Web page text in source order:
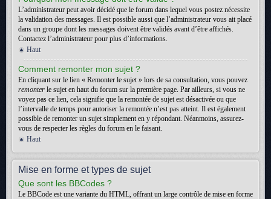
L’administrateur peut avoir décidé que le forum dans lequel vous postez nécessite
la validation des messages. Il est possible aussi que l’administrateur vous ait placé
dans un groupe dont les messages doivent être validés avant d’être affichés.
Contactez l’administrateur pour plus d’informations.
Haut
Comment remonter mon sujet ?
En cliquant sur le lien « Remonter le sujet » lors de sa consultation, vous pouvez
remonter le sujet en haut du forum sur la première page. Par ailleurs, si vous ne
voyez pas ce lien, cela signifie que la remontée de sujet est désactivée ou que
l’intervalle de temps pour autoriser la remontée n’est pas atteint. Il est également
possible de remonter un sujet simplement en y répondant. Néanmoins, assurez-
vous de respecter les règles du forum en le faisant.
Haut
Mise en forme et types de sujet
Que sont les BBCodes ?
Le BBCode est une variante du HTML, offrant un large contrôle de mise en forme